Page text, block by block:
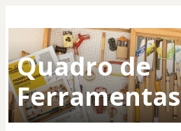
Quadro de
Ferramentas